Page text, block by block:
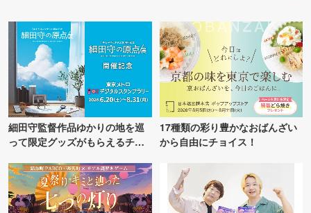
細田守監督作品ゆかりの地を巡
って限定グッズがもらえるチャ
17種類の彩り豊かなおばんざい
から自由にチョイス！